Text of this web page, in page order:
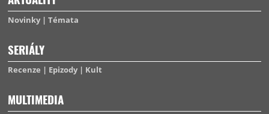
Novinky Témata
SERIÁLY
Recenze Epizody Kult
MULTIMEDIA